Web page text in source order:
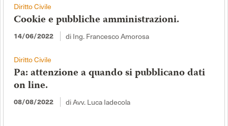
Diritto Civile
Cookie e pubbliche amministrazioni.
14/06/2022 di Ing. Francesco Amorosa
Diritto Civile
Pa: attenzione a quando si pubblicano dati
on line.
08/08/2022 di Avv. Luca Iadecola